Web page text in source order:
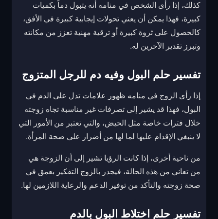
كذلك، إذا رأى الشخص في منامه أنه يتبول دماً بكميات
كبيرة، فهذا يمكن أن يعني تحولات إيجابية كبيرة في الأفق،
كالحصول على ثروة كبيرة أو ترقية مهنية تعزز من مكانته
وتبرز تقدير الآخرين له.
تفسير حلم البول وفيه دم للرجل المتزوج
إذا رأى الزوج في منامه ظهور علامات تدل على الدم في
البول، فهذا قد يشير إلى تصرفات غير مناسبة تجاه زوجته
خلال فترات خاصة مثل الحيض، والتي تعتبر من الأمور التي
لا ينبغي الإقدام عليها لما لها من أضرار على صحة المرأة.
من ناحية أخرى، إذا كانت الرؤيا تشير إلى أن الزوجة هي
من تعاني من هذه الحالة، فيجدر بالزوج التفكير بعمق في
صحة زوجته والتأكد من توفير الدعم والرعاية اللازمين لها.
تفسير حلم اختلاط البول بالدم